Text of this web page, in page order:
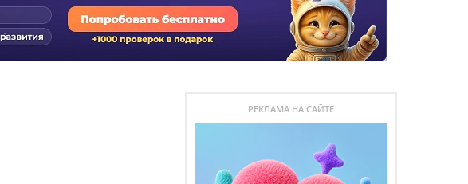
РЕКЛАМА НА САЙТЕ